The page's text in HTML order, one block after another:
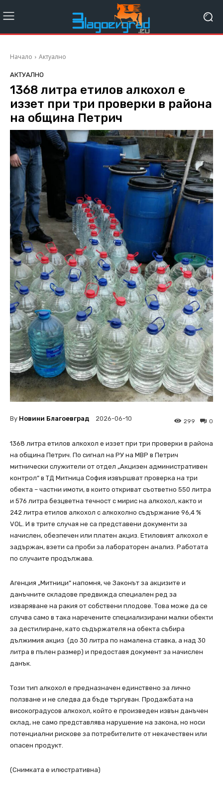
Начало Актуално
АКТУАЛНО
1368 литра етилов алкохол е
иззет при три проверки в района
на община Петрич
By Новини Благоевград 2026-06-10 0
299
1368 литра етилов алкохол е иззет при три проверки в района
на община Петрич. По сигнал на РУ на МВР в Петрич
митнически служители от отдел „Акцизен административен
контрол“ в ТД Митница София извършват проверка на три
обекта – частни имоти, в които откриват съответно 550 литра
и 576 литра безцветна течност с мирис на алкохол, както и
242 литра етилов алкохол с алкохолно съдържание 96,4 %
VOL. И в трите случая не са представени документи за
начислен, обезпечен или платен акциз. Етиловият алкохол е
задържан, взети са проби за лабораторен анализ. Работата
по случаите продължава.
Агенция „Митници“ напомня, че Законът за акцизите и
данъчните складове предвижда специален ред за
изваряване на ракия от собствени плодове. Това може да се
случва само в така наречените специализирани малки обекти
за дестилиране, като съдържателя на обекта събира
дължимия акциз (до 30 литра по намалена ставка, а над 30
литра в пълен размер) и предоставя документ за начислен
данък.
Този тип алкохол е предназначен единствено за лично
ползване и не следва да бъде търгуван. Продажбата на
високоградусов алкохол, който е произведен извън данъчен
склад, не само представлява нарушение на закона, но носи
потенциални рискове за потребителите от некачествен или
опасен продукт.
(Снимката е илюстративна)